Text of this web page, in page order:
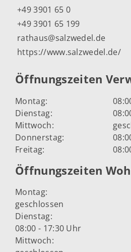
+49 3901 65 0
+49 3901 65 199
rathaus@salzwedel.de
https://www.salzwedel.de/
Öffnungszeiten
Montag:
Dienstag:
Mittwoch:
Donnerstag:
Freitag:
Öffnungszeiten
Montag:
geschlossen
Dienstag:
08:00 - 17:30 Uhr
Mittwoch: